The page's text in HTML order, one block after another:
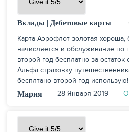
Вклады Дебетовые карты
Карта Аэрофлот золотая
начисляется и обслуживание по
второй год бесплатно за остаток
Альфа страховку
бесплтано второй год использую!
Мария
28 Января 2019